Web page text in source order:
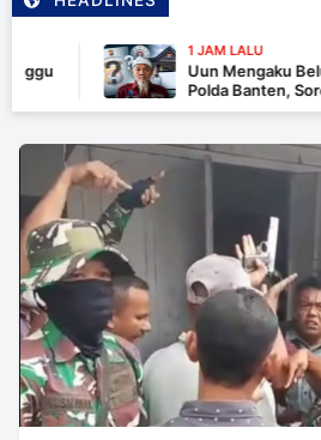
1 JAM LALU
Uun Mengaku Belum
Polda Banten, Soroti